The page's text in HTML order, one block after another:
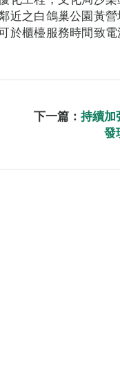
近之白鴿巢公園黃
於櫃檯服務時間致
下一篇： 持續加
發